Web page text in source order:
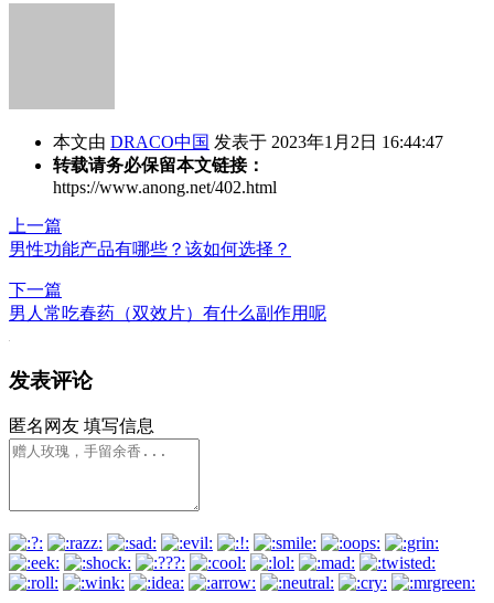
本文由 DRACO中国 发表于 2023年1月2日 16:44:47
转载请务必保留本文链接：
https://www.anong.net/402.html
上一篇
男性功能产品有哪些？该如何选择？
下一篇
男人常吃春药（双效片）有什么副作用呢
发表评论
匿名网友 填写信息